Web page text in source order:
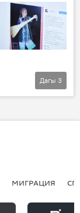
Дагы 3
МИГРАЦИЯ